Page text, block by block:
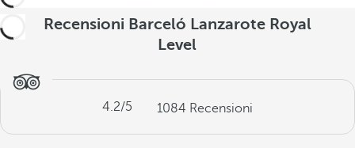
Recensioni Barceló Lanzarote Royal
Level
4.2/5 1084 Recensioni